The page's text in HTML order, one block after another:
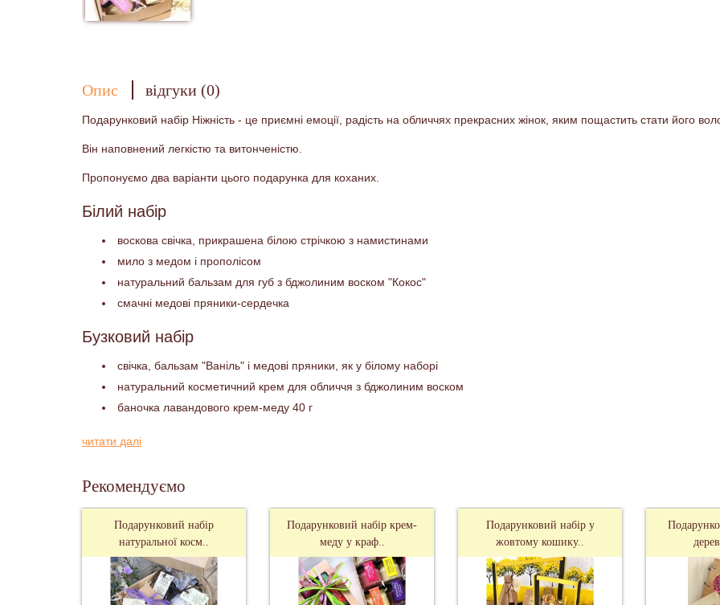
Опис відгуки (0)
Подарунковий набір Ніжність - це приємні емоції, радість на обличчях прекрасних жінок, яким пощастить стати його
Він наповнений легкістю та витонченістю.
Пропонуємо два варіанти цього подарунка для коханих.
Білий набір
воскова свічка, прикрашена білою стрічкою з намистинами
мило з медом і прополісом
натуральний бальзам для губ з бджолиним воском "Кокос"
смачні медові пряники-сердечка
Бузковий набір
свічка, бальзам "Ваніль" і медові пряники, як у білому наборі
натуральний косметичний крем для обличчя з бджолиним воском
баночка лавандового крем-меду 40 г
читати далі
Рекомендуємо
Подарунковий набір
натуральної косм..
Подарунковий набір крем-
меду у краф..
Подарунковий набір у
жовтому кошику..